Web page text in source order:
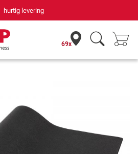
hurtig levering
69x